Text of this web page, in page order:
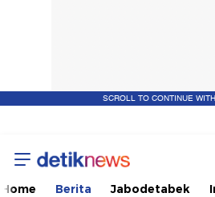
SCROLL TO CONTINUE
Home Berita Jabodetabek